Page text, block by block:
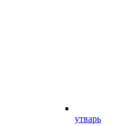
утварь